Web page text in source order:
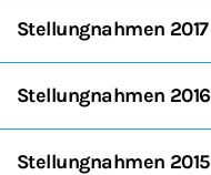
Stellungnahmen 2017
Stellungnahmen 2016
Stellungnahmen 2015